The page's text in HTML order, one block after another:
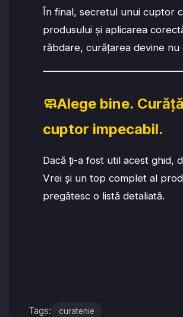
În final, secretul unui cuptor
produsului și aplicarea
răbdare, curățarea devine
🧼Alege bine.
cuptor impecabil.
Dacă ți-a fost util acest ghid,
Vrei și un top complet al
pregătesc o listă detaliată.
Tags: curatenie